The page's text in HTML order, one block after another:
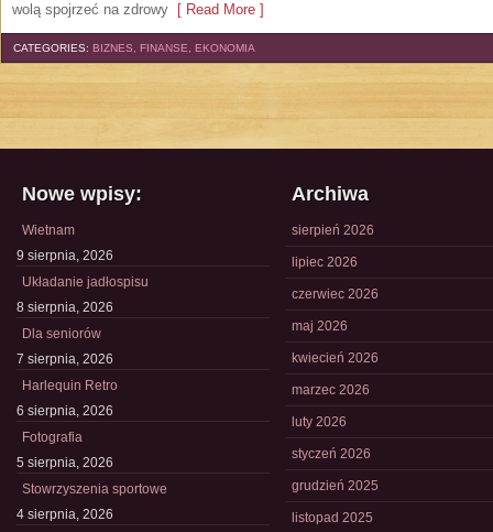
wolą spojrzeć na zdrowy [ Read More ]
CATEGORIES: BIZNES, FINANSE, EKONOMIA
Nowe wpisy:
Wietnam
9 sierpnia, 2026
Układanie jadłospisu
8 sierpnia, 2026
Dla seniorów
7 sierpnia, 2026
Harlequin Retro
6 sierpnia, 2026
Fotografia
5 sierpnia, 2026
Stowrzyszenia sportowe
4 sierpnia, 2026
Archiwa
sierpień 2026
lipiec 2026
czerwiec 2026
maj 2026
kwiecień 2026
marzec 2026
luty 2026
styczeń 2026
grudzień 2025
listopad 2025